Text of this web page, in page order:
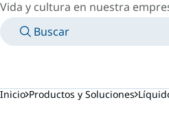
Vida y cultura en nuestra
Buscar
Inicio Productos y Soluciones